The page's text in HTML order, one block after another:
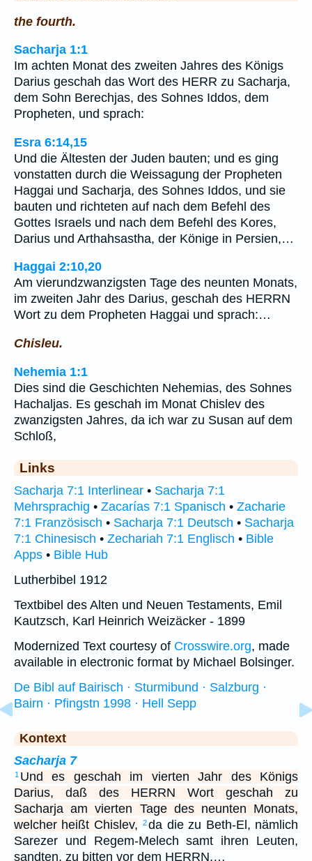
the fourth.
Sacharja 1:1
Im achten Monat des zweiten Jahres des Königs
Darius geschah das Wort des HERR zu Sacharja,
dem Sohn Berechjas, des Sohnes Iddos, dem
Propheten, und sprach:
Esra 6:14,15
Und die Ältesten der Juden bauten; und es ging
vonstatten durch die Weissagung der Propheten
Haggai und Sacharja, des Sohnes Iddos, und sie
bauten und richteten auf nach dem Befehl des
Gottes Israels und nach dem Befehl des Kores,
Darius und Arthahsastha, der Könige in Persien,…
Haggai 2:10,20
Am vierundzwanzigsten Tage des neunten Monats,
im zweiten Jahr des Darius, geschah des HERRN
Wort zu dem Propheten Haggai und sprach:…
Chisleu.
Nehemia 1:1
Dies sind die Geschichten Nehemias, des Sohnes
Hachaljas. Es geschah im Monat Chislev des
zwanzigsten Jahres, da ich war zu Susan auf dem
Schloß,
Links
Sacharja 7:1 Interlinear • Sacharja 7:1
Mehrsprachig • Zacarías 7:1 Spanisch • Zacharie
7:1 Französisch • Sacharja 7:1 Deutsch • Sacharja
7:1 Chinesisch • Zechariah 7:1 Englisch • Bible
Apps • Bible Hub
Lutherbibel 1912
Textbibel des Alten und Neuen Testaments, Emil
Kautzsch, Karl Heinrich Weizäcker - 1899
Modernized Text courtesy of Crosswire.org, made
available in electronic format by Michael Bolsinger.
De Bibl auf Bairisch · Sturmibund · Salzburg ·
Bairn · Pfingstn 1998 · Hell Sepp
Kontext
Sacharja 7
1 Und es geschah im vierten Jahr des Königs
Darius, daß des HERRN Wort geschah zu
Sacharja am vierten Tage des neunten Monats,
welcher heißt Chislev,
2da die zu Beth-El, nämlich
Sarezer und Regem-Melech samt ihren Leuten,
sandten, zu bitten vor dem HERRN,…